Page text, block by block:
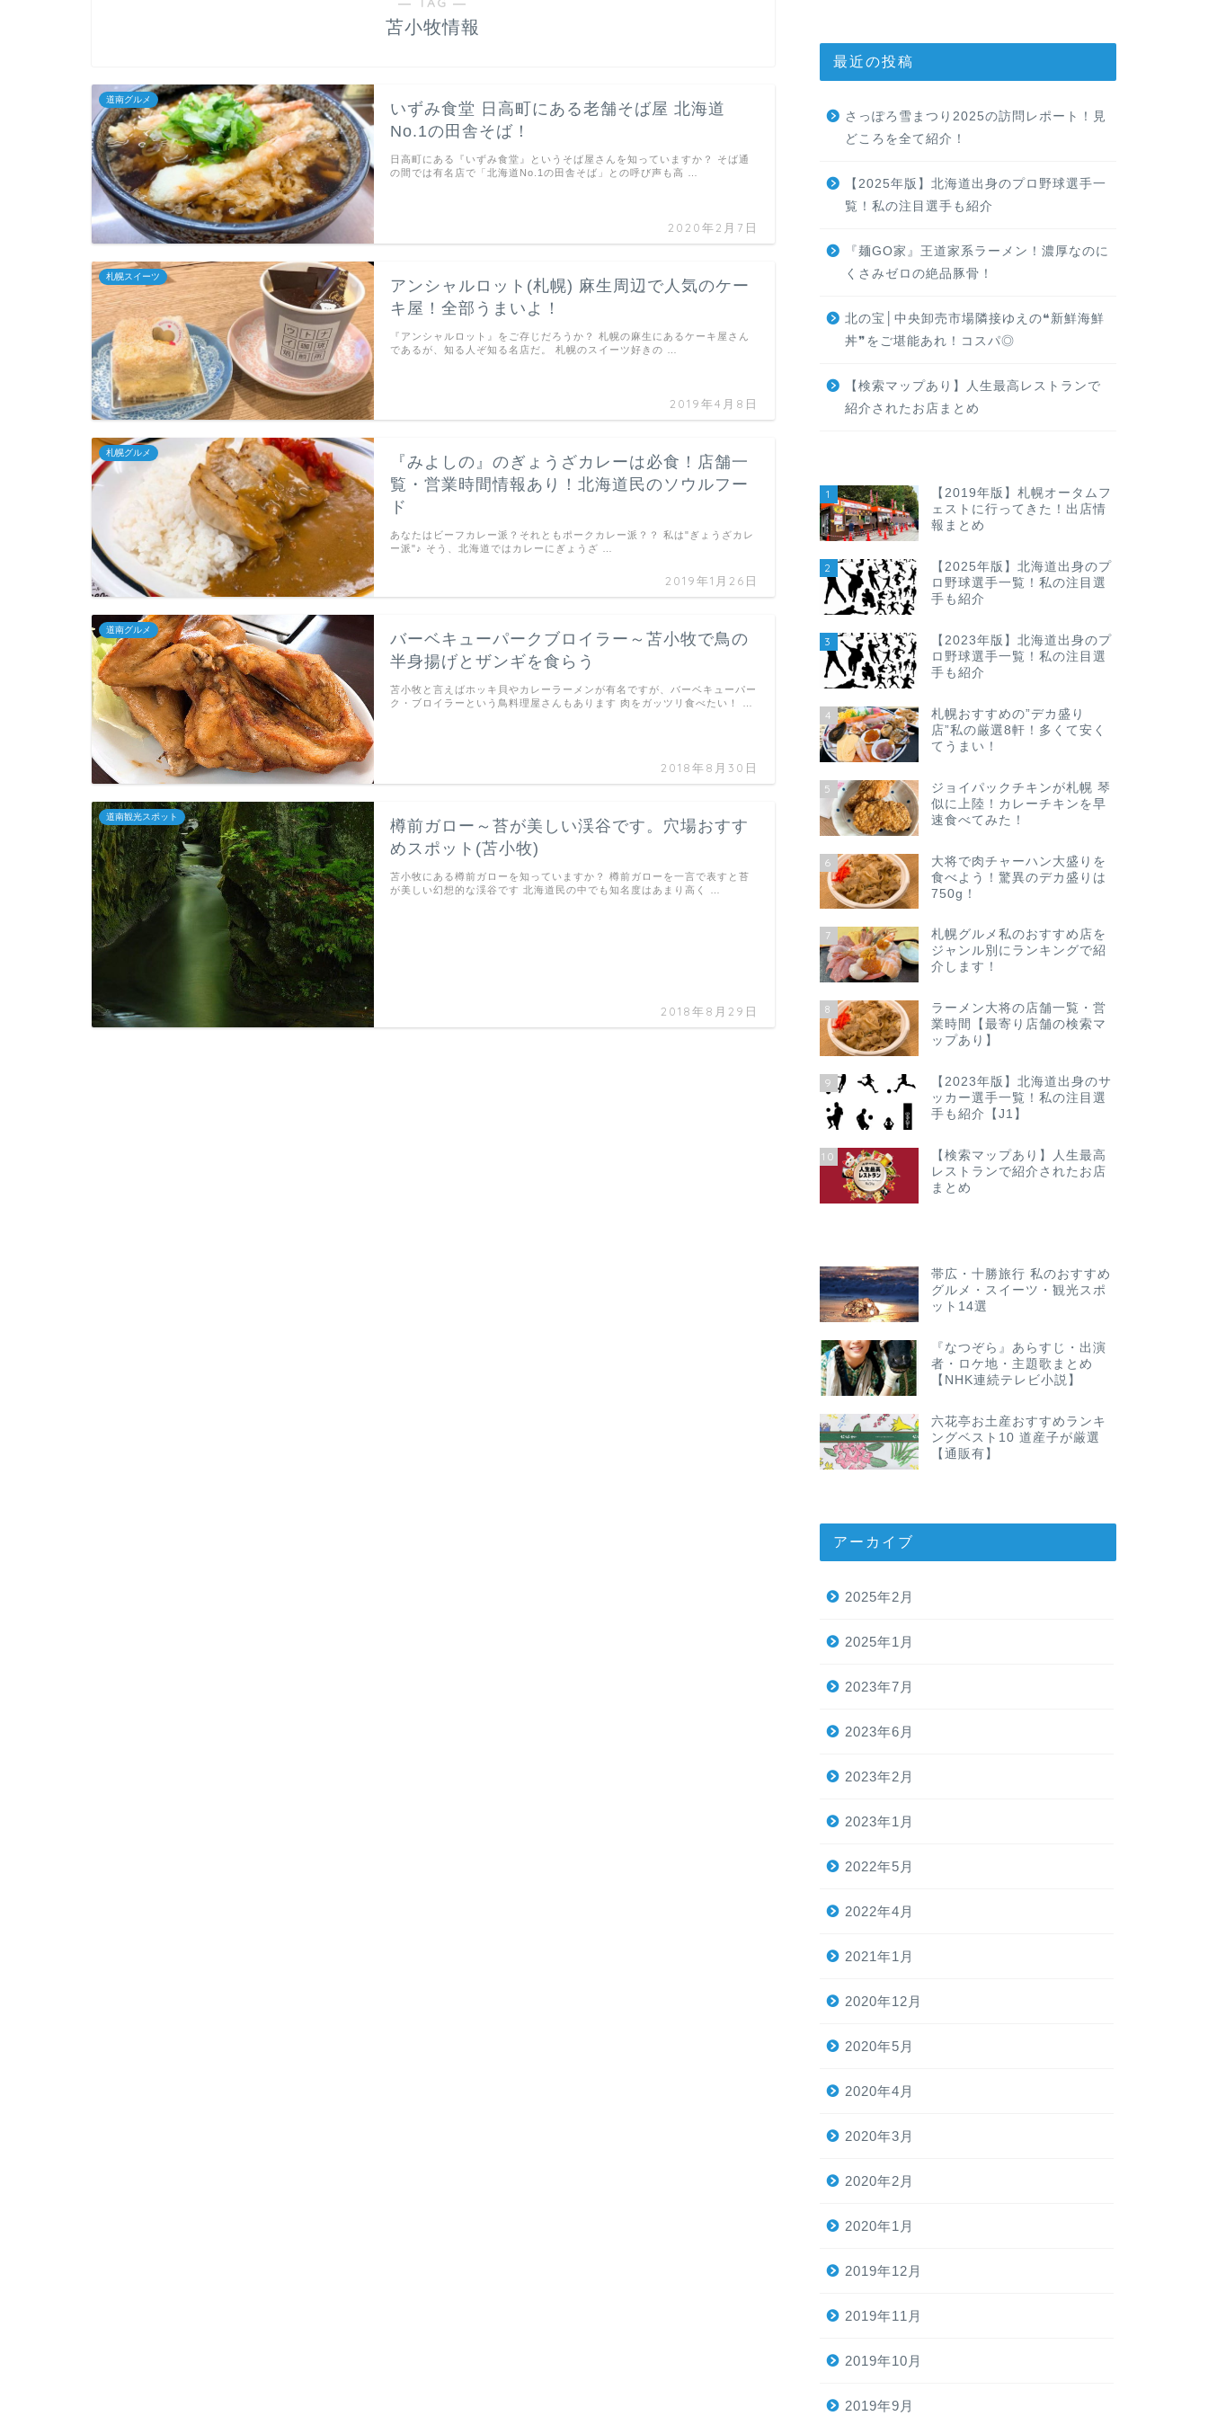
苫小牧情報
道南グルメ
いずみ食堂 日高町にある老舗そば屋 北海道
No.1の田舎そば！
2020年2月7日
日高町にある『いずみ食堂』というそば屋さんを知っていますか？ そば通
の間では有名店で「北海道No.1の田舎そば」との呼び声も高 …
札幌スイーツ
アンシャルロット(札幌) 麻生周辺で人気のケー
キ屋！全部うまいよ！
2019年4月8日
『アンシャルロット』をご存じだろうか？ 札幌の麻生にあるケーキ屋さん
であるが、知る人ぞ知る名店だ。 札幌のスイーツ好きの …
札幌グルメ
『みよしの』のぎょうざカレーは必食！店舗一
覧・営業時間情報あり！北海道民のソウルフー
ド
2019年1月26日
あなたはビーフカレー派？それともポークカレー派？？ 私は"ぎょうざカレ
ー派"♪ そう、北海道ではカレーにぎょうざ …
道南グルメ
バーベキューパークブロイラー～苫小牧で鳥の
半身揚げとザンギを食らう
2018年8月30日
苫小牧と言えばホッキ貝やカレーラーメンが有名ですが、バーベキューパー
ク・ブロイラーという鳥料理屋さんもあります 肉をガッツリ食べたい！ …
道南観光スポット
樽前ガロー～苔が美しい渓谷です。穴場おすす
めスポット(苫小牧)
2018年8月29日
苫小牧にある樽前ガローを知っていますか？ 樽前ガローを一言で表すと苔
が美しい幻想的な渓谷です 北海道民の中でも知名度はあまり高く …
最近の投稿
さっぽろ雪まつり2025の訪問レポート！見
どころを全て紹介！
【2025年版】北海道出身のプロ野球選手一
覧！私の注目選手も紹介
『麺GO家』王道家系ラーメン！濃厚なのに
くさみゼロの絶品豚骨！
北の宝│中央卸売市場隣接ゆえの❝新鮮海鮮
丼❞をご堪能あれ！コスパ◎
【検索マップあり】人生最高レストランで
紹介されたお店まとめ
1
【2019年版】札幌オータムフ
ェストに行ってきた！出店情
報まとめ
2
【2025年版】北海道出身のプ
ロ野球選手一覧！私の注目選
手も紹介
3
【2023年版】北海道出身のプ
ロ野球選手一覧！私の注目選
手も紹介
4
札幌おすすめの”デカ盛り
店”私の厳選8軒！多くて安く
てうまい！
5
ジョイパックチキンが札幌 琴
似に上陸！カレーチキンを早
速食べてみた！
6
大将で肉チャーハン大盛りを
食べよう！驚異のデカ盛りは
750g！
7
札幌グルメ私のおすすめ店を
ジャンル別にランキングで紹
介します！
8
ラーメン大将の店舗一覧・営
業時間【最寄り店舗の検索マ
ップあり】
9
【2023年版】北海道出身のサ
ッカー選手一覧！私の注目選
手も紹介【J1】
10
【検索マップあり】人生最高
レストランで紹介されたお店
まとめ
帯広・十勝旅行 私のおすすめ
グルメ・スイーツ・観光スポ
ット14選
『なつぞら』あらすじ・出演
者・ロケ地・主題歌まとめ
【NHK連続テレビ小説】
六花亭お土産おすすめランキ
ングベスト10 道産子が厳選
【通販有】
アーカイブ
2025年2月
2025年1月
2023年7月
2023年6月
2023年2月
2023年1月
2022年5月
2022年4月
2021年1月
2020年12月
2020年5月
2020年4月
2020年3月
2020年2月
2020年1月
2019年12月
2019年11月
2019年10月
2019年9月